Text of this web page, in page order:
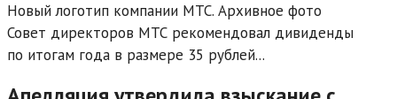
Новый логотип компании МТС. Архивное фото
Совет директоров МТС рекомендовал дивиденды
по итогам года в размере 35 рублей...